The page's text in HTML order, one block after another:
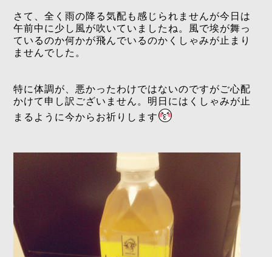
さて、全く雨の降る気配も感じられませんが今日は
午前中に少し風が吹いていましたね。風で埃が舞っ
ているのか何かが飛んでいるのかくしゃみが止まり
ませんでした。
特に体調が、悪かったわけではないのですがご心配
かけて申し訳ございません。明日にはくしゃみが止
まるように今からお祈りします